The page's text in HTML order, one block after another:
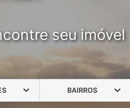
seu imóvel
BAIRROS